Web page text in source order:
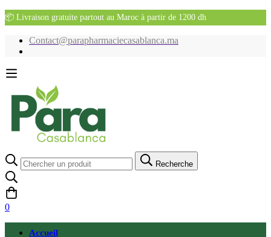
📦 Livraison gratuite partout au Maroc à partir de 1200 dh
Contact@parapharmaciecasablanca.ma
Recherche
pour:
Recherche
0
Accueil